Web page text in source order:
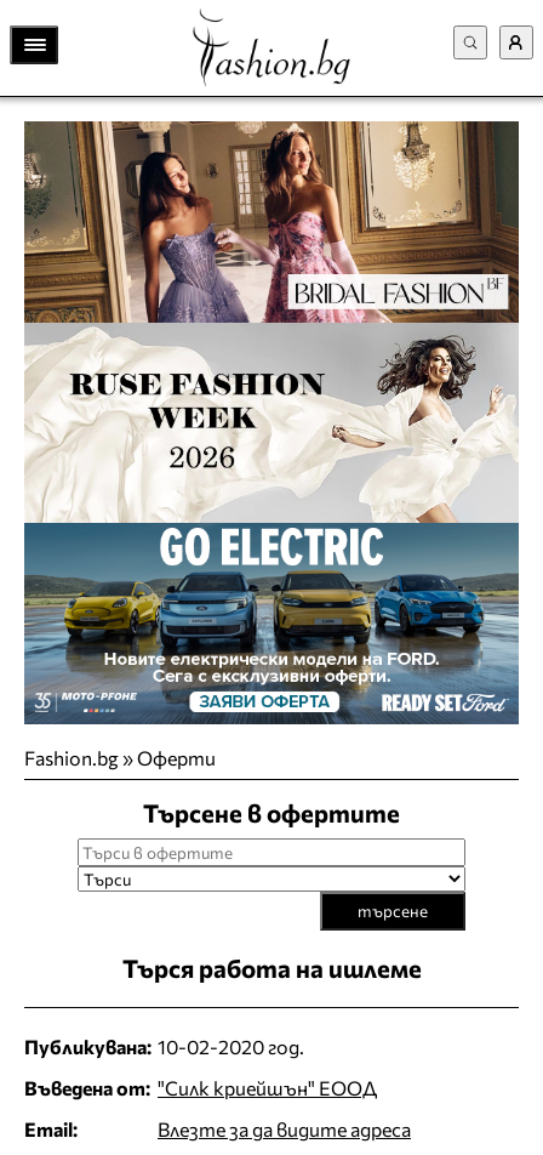
Fashion.bg»Оферти
Търсене в офертите
търсене
Търся работа на ишлеме
Публикувана: 10-02-2020 год.
Въведена от: "Силк криейшън" ЕООД
Email:
Влезте за да видите адреса